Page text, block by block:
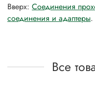
Вверх: Соединения
соединения и адаптеры.
Все